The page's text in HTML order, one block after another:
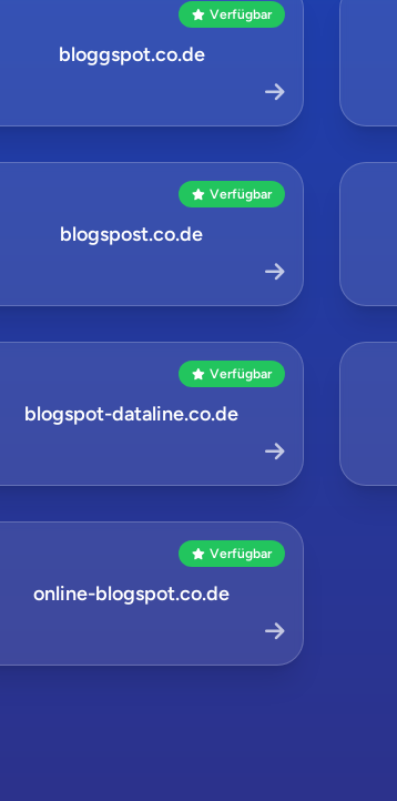
Verfügbar
bloggspot.co.de
Verfügbar
blogspost.co.de
Verfügbar
blogspot-dataline.co.de
Verfügbar
online-blogspot.co.de